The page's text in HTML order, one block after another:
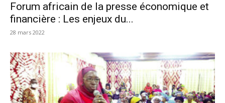
Forum africain de la presse économique et
financière : Les enjeux du...
28 mars 2022